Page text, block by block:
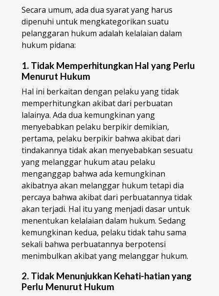
Secara umum, ada dua syarat yang harus
dipenuhi untuk mengkategorikan suatu
pelanggaran hukum adalah kelalaian dalam
hukum pidana:
1. Tidak Memperhitungkan Hal yang Perlu
Menurut Hukum
Hal ini berkaitan dengan pelaku yang tidak
memperhitungkan akibat dari perbuatan
lalainya. Ada dua kemungkinan yang
menyebabkan pelaku berpikir demikian,
pertama, pelaku berpikir bahwa akibat dari
tindakannya tidak akan menyebabkan sesuatu
yang melanggar hukum atau pelaku
menganggap bahwa ada kemungkinan
akibatnya akan melanggar hukum tetapi dia
percaya bahwa akibat dari perbuatannya tidak
akan terjadi. Hal itu yang menjadi dasar untuk
menentukan kelalaian dalam hukum. Sedang
kemungkinan kedua, pelaku tidak tahu sama
sekali bahwa perbuatannya berpotensi
menimbulkan akibat yang melanggar hukum.
2. Tidak Menunjukkan Kehati-hatian yang
Perlu Menurut Hukum